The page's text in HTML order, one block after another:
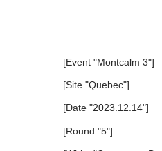
[Event "Montcalm 3"]
[Site "Quebec"]
[Date "2023.12.14"]
[Round "5"]